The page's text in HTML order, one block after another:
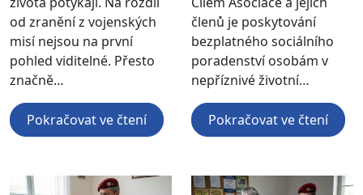
od zranění z vojenských
misí nejsou na první
pohled viditelné. Přesto
značně…
Pokračovat ve čtení
členů je poskytování
bezplatného sociálního
poradenství osobám v
nepříznivé životní…
Pokračovat ve čtení